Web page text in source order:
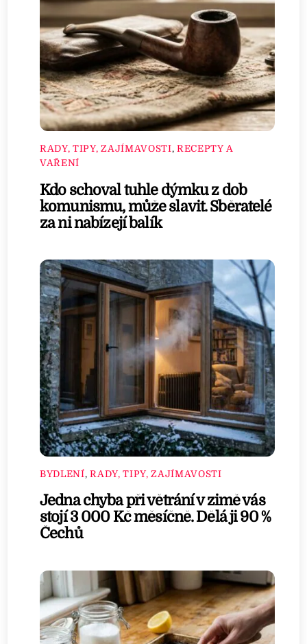
RADY, TIPY, ZAJÍMAVOSTI, RECEPTY A
VAŘENÍ
Kdo schoval tuhle dýmku z dob
komunismu, může slavit. Sběratelé
za ni nabízejí balík
BYDLENÍ,RADY, TIPY, ZAJÍMAVOSTI
Jedna chyba při větrání v zimě vás
stojí 3 000 Kč měsíčně. Dělá ji 90 %
Čechů